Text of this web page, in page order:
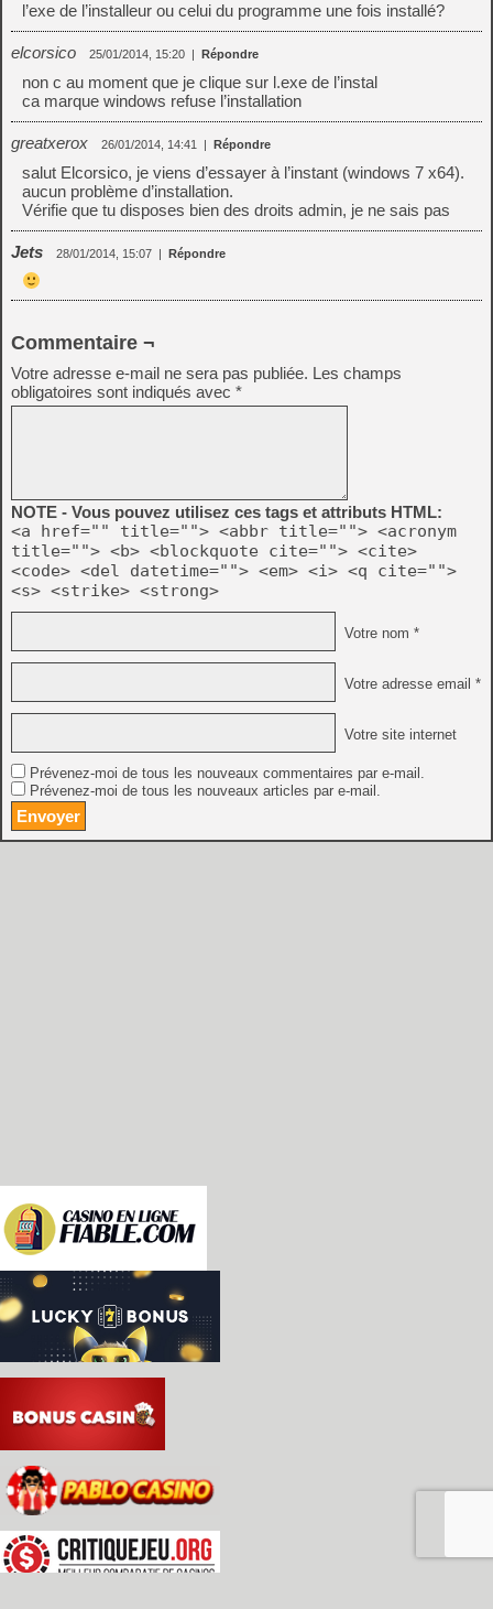
l’exe de l’installeur ou celui du programme une fois installé?
elcorsico 25/01/2014, 15:20 | Répondre
non c au moment que je clique sur l.exe de l’instal
ca marque windows refuse l’installation
greatxerox 26/01/2014, 14:41 | Répondre
salut Elcorsico, je viens d’essayer à l’instant (windows 7 x64).
aucun problème d’installation.
Vérifie que tu disposes bien des droits admin, je ne sais pas
Jets 28/01/2014, 15:07 | Répondre
Commentaire ¬
Votre adresse e-mail ne sera pas publiée. Les champs
obligatoires sont indiqués avec *
NOTE - Vous pouvez utilisez ces tags et attributs HTML:
<a href="" title=""> <abbr title=""> <acronym
title=""> <b> <blockquote cite=""> <cite>
<code> <del datetime=""> <em> <i> <q cite="">
<s> <strike> <strong>
Votre nom *
Votre adresse email *
Votre site internet
Prévenez-moi de tous les nouveaux commentaires par e-mail.
Prévenez-moi de tous les nouveaux articles par e-mail.